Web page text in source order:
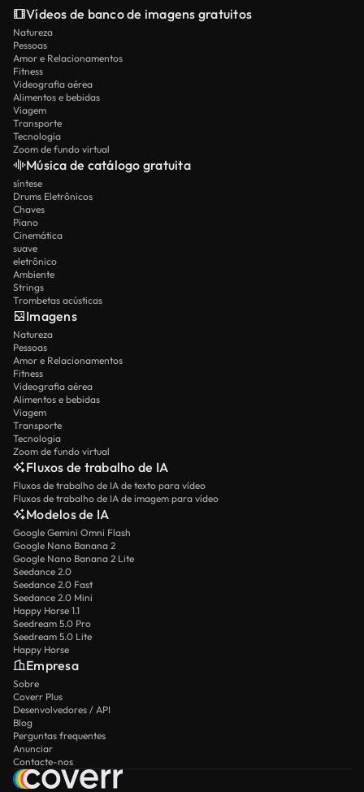
Vídeos de banco de imagens gratuitos
Natureza
Pessoas
Amor e Relacionamentos
Fitness
Videografia aérea
Alimentos e bebidas
Viagem
Transporte
Tecnologia
Zoom de fundo virtual
Música de catálogo gratuita
síntese
Drums Eletrônicos
Chaves
Piano
Cinemática
suave
eletrônico
Ambiente
Strings
Trombetas acústicas
Imagens
Natureza
Pessoas
Amor e Relacionamentos
Fitness
Videografia aérea
Alimentos e bebidas
Viagem
Transporte
Tecnologia
Zoom de fundo virtual
Fluxos de trabalho de IA
Fluxos de trabalho de IA de texto para vídeo
Fluxos de trabalho de IA de imagem para vídeo
Modelos de IA
Google Gemini Omni Flash
Google Nano Banana 2
Google Nano Banana 2 Lite
Seedance 2.0
Seedance 2.0 Fast
Seedance 2.0 Mini
Happy Horse 1.1
Seedream 5.0 Pro
Seedream 5.0 Lite
Happy Horse
Empresa
Sobre
Coverr Plus
Desenvolvedores / API
Blog
Perguntas frequentes
Anunciar
Contacte-nos